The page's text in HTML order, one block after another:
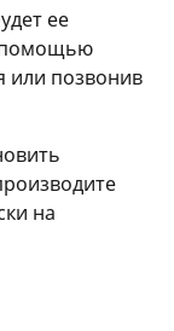
ее
помощью
или позвонив
на